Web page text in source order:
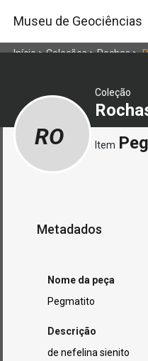
Museu de Geociências
Início>Coleções>Rochas>
Coleção
RO Item
Metadados
Nome da peça
Pegmatito
Descrição
de nefelina sienito